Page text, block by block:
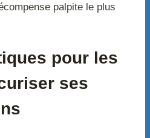
palpite le plus
pour les
ses